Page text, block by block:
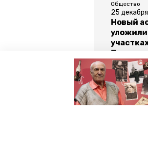
Общество
25
Новый
уложили
Все